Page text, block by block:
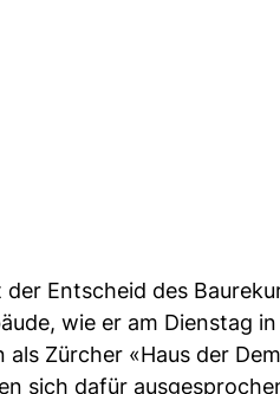
Entscheid des
wie er am Dienstag
Zürcher «Haus der
sich dafür